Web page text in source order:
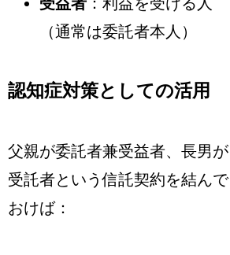
（通常は委託者本人）
認知症対策としての活用
父親が委託者兼受益者、長男が
受託者という信託契約を結んで
おけば：